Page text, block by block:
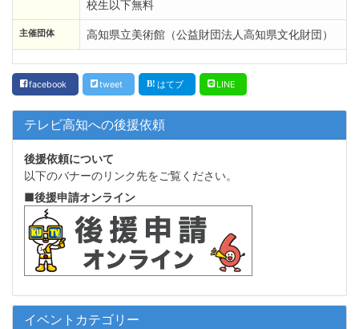
テレビ高知への後援依頼
後援依頼について
以下のバナーのリンク先をご覧ください。
■後援申請オンライン
イベントカテゴリー
校生以下無料
主催団体 高知県立美術館（公益財団法人高知県文化財団）
facebook tweet はてブ LINE